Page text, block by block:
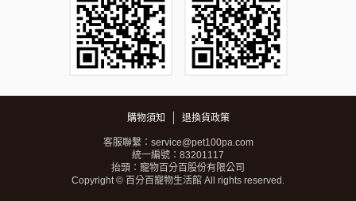
Copyright © 百分百寵物生活館 All rights reserved.
抬頭：寵物百分百股份有限公司
統一編號：83201117
客服聯繫： service@pet100pa.com
購物須知 退換貨政策